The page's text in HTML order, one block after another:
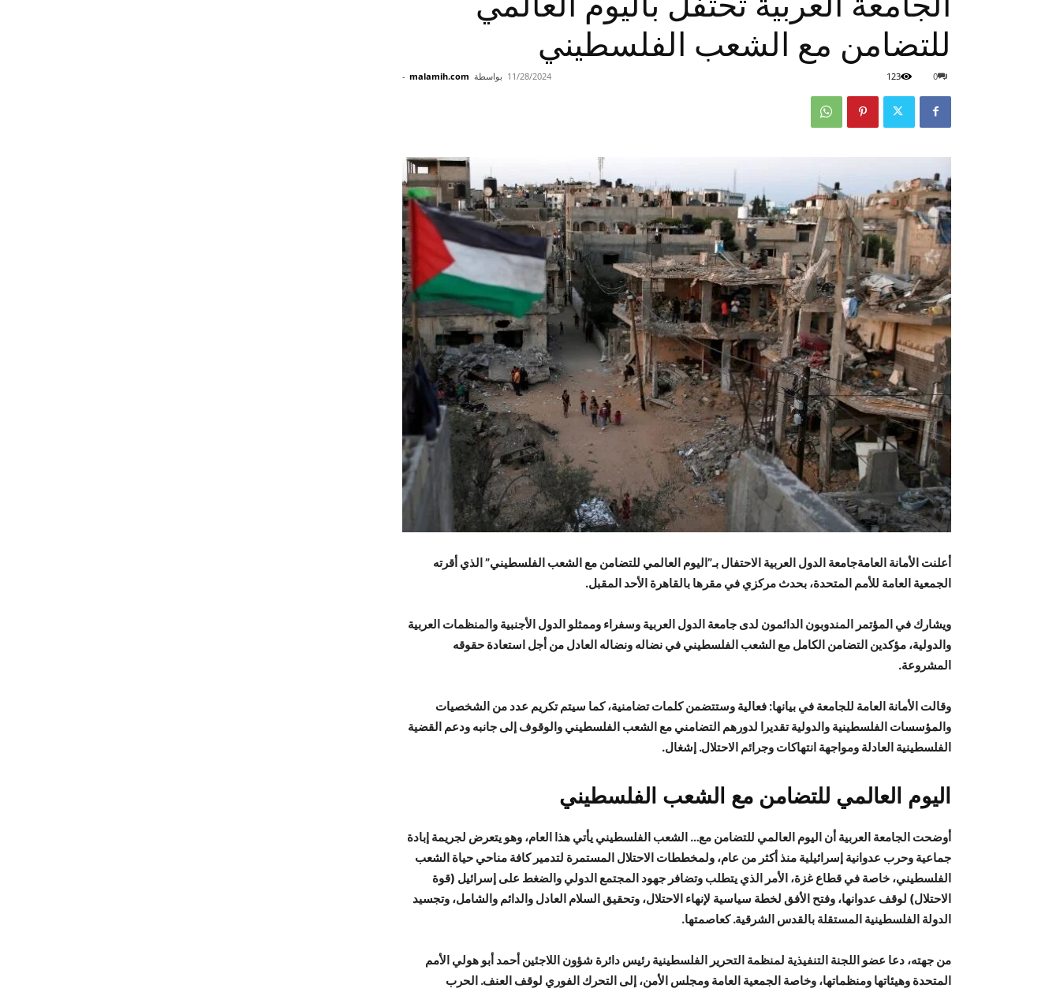
للتضامن مع الشعب الفلسطيني
بواسطة malamih.com
- 11/28/2024 0
123
أعلنت الأمانة العامةجامعة الدول العربية الاحتفال بـ”اليوم العالمي للتضامن مع الشعب الفلسطيني” الذي أقرته
الجمعية العامة للأمم المتحدة، بحدث مركزي في مقرها بالقاهرة الأحد المقبل.
ويشارك في المؤتمر المندوبون الدائمون لدى جامعة الدول العربية وسفراء وممثلو الدول الأجنبية والمنظمات العربية
والدولية، مؤكدين التضامن الكامل مع الشعب الفلسطيني في نضاله ونضاله العادل من أجل استعادة حقوقه
المشروعة.
وقالت الأمانة العامة للجامعة في بيانها: فعالية وستتضمن كلمات تضامنية، كما سيتم تكريم عدد من الشخصيات
والمؤسسات الفلسطينية والدولية تقديرا لدورهم التضامني مع الشعب الفلسطيني والوقوف إلى جانبه ودعم القضية
الفلسطينية العادلة ومواجهة انتهاكات وجرائم الاحتلال. إشغال.
اليوم العالمي للتضامن مع الشعب الفلسطيني
أوضحت الجامعة العربية أن اليوم العالمي للتضامن مع… الشعب الفلسطيني يأتي هذا العام، وهو يتعرض لجريمة إبادة
جماعية وحرب عدوانية إسرائيلية منذ أكثر من عام، ولمخططات الاحتلال المستمرة لتدمير كافة مناحي حياة الشعب
الفلسطيني، خاصة في قطاع غزة، الأمر الذي يتطلب وتضافر جهود المجتمع الدولي والضغط على إسرائيل (قوة
الاحتلال) لوقف عدوانها، وفتح الأفق لخطة سياسية لإنهاء الاحتلال، وتحقيق السلام العادل والدائم والشامل، وتجسيد
الدولة الفلسطينية المستقلة بالقدس الشرقية. كعاصمتها.
من جهته، دعا عضو اللجنة التنفيذية لمنظمة التحرير الفلسطينية رئيس دائرة شؤون اللاجئين أحمد أبو هولي الأمم
المتحدة وهيئاتها ومنظماتها، وخاصة الجمعية العامة ومجلس الأمن، إلى التحرك الفوري لوقف العنف. الحرب